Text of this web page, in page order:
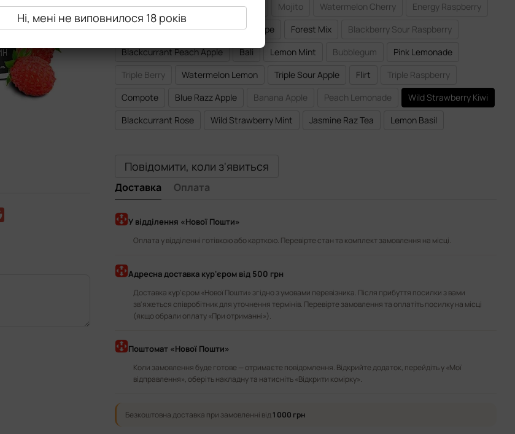
Blueberry Lemon Bali Triple Shot Mojito Watermelon Cherry
Energy Raspberry
Strawberry Blueberry
Energy Grape Forest Mix
Blackberry Sour Raspberry
Blackcurrant Peach Apple
Bali Lemon Mint Bubblegum
Pink Lemonade
Triple Berry
Watermelon Lemon Triple Sour Apple Flirt
Triple Raspberry
Compote
Blue Razz Apple Banana Apple Peach Lemonade
Wild Strawberry Kiwi
Blackcurrant Rose
Wild Strawberry Mint Jasmine Raz Tea Lemon Basil
Повідомити, коли з'явиться
Доставка Оплата
У відділення «Нової Пошти»
Оплата у відділенні готівкою або карткою. Перевірте стан та комплект замовлення на місці.
Адресна доставка кур'єром від 500 грн
Доставка кур'єром «Нової Пошти» згідно з умовами перевізника. Після прибуття посилки з вами
зв'яжеться співробітник для уточнення термінів. Перевірте замовлення та оплатіть посилку на місці
(якщо обрали оплату «При отриманні»).
Поштомат «Нової Пошти»
Коли замовлення буде готове — отримаєте повідомлення. Відкрийте додаток, перейдіть у «Мої
відправлення», оберіть накладну та натисніть «Відкрити комірку».
Безкоштовна доставка при замовленні від1 000 грн
Ні, мені не виповнилося 18 років